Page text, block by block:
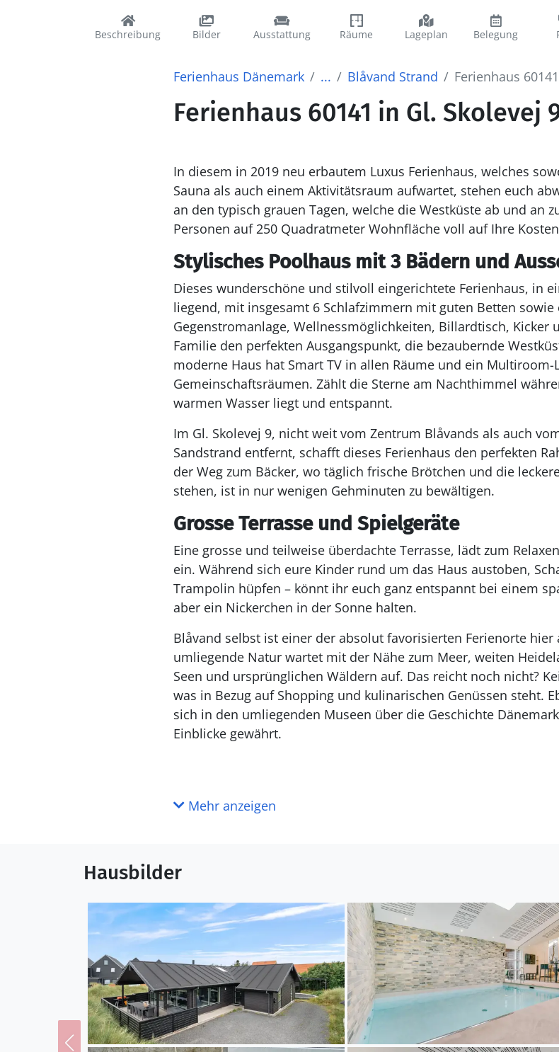
Beschreibung Bilder Ausstattung Räume Lageplan Belegung
Ferienhaus Dänemark ... Blåvand Strand Ferienhaus 60141
Ferienhaus 60141 in Gl. Skolevej
In diesem in 2019 neu erbautem Luxus Ferienhaus, welches
Sauna als auch einem Aktivitätsraum aufwartet, stehen euch
an den typisch grauen Tagen, welche die Westküste ab und an
Personen auf 250 Quadratmeter Wohnfläche voll auf Ihre
Stylisches Poolhaus mit 3 Bädern und
Dieses wunderschöne und stilvoll eingerichtete Ferienhaus, in
liegend, mit insgesamt 6 Schlafzimmern mit guten Betten
Gegenstromanlage, Wellnessmöglichkeiten, Billardtisch, Kicker
Familie den perfekten Ausgangspunkt, die bezaubernde
moderne Haus hat Smart TV in allen Räume und ein
Gemeinschaftsräumen. Zählt die Sterne am Nachthimmel
warmen Wasser liegt und entspannt.
Im Gl. Skolevej 9, nicht weit vom Zentrum Blåvands als auch
Sandstrand entfernt, schafft dieses Ferienhaus den perfekten
der Weg zum Bäcker, wo täglich frische Brötchen und die
stehen, ist in nur wenigen Gehminuten zu bewältigen.
Grosse Terrasse und Spielgeräte
Eine grosse und teilweise überdachte Terrasse, lädt zum
ein. Während sich eure Kinder rund um das Haus austoben,
Trampolin hüpfen – könnt ihr euch ganz entspannt bei einem
aber ein Nickerchen in der Sonne halten.
Blåvand selbst ist einer der absolut favorisierten Ferienorte hier
umliegende Natur wartet mit der Nähe zum Meer, weiten
Seen und ursprünglichen Wäldern auf. Das reicht noch nicht?
was in Bezug auf Shopping und kulinarischen Genüssen steht.
sich in den umliegenden Museen über die Geschichte
Einblicke gewährt.
Mehr anzeigen
Hausbilder